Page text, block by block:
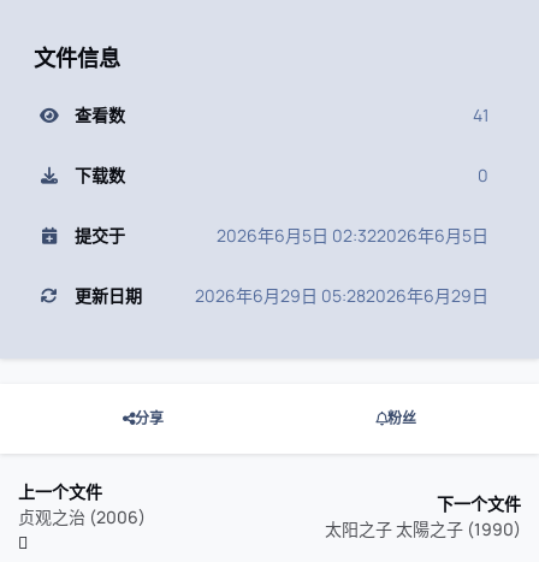
文件信息
查看数 41
下载数 0
提交于 2026年6月5日 02:322026年6月5日
更新日期 2026年6月29日 05:282026年6月29日
分享 粉丝
上一个文件
贞观之治 (2006)
下一个文件
太阳之子 太陽之子 (1990)